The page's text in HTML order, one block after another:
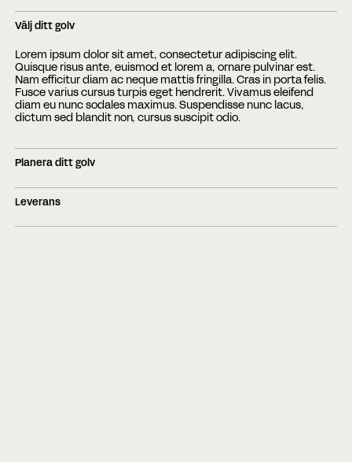
Välj ditt golv
Lorem ipsum dolor sit amet, consectetur adipiscing elit.
Quisque risus ante, euismod et lorem a, ornare pulvinar est.
Nam efficitur diam ac neque mattis fringilla. Cras in porta felis.
Fusce varius cursus turpis eget hendrerit. Vivamus eleifend
diam eu nunc sodales maximus. Suspendisse nunc lacus,
dictum sed blandit non, cursus suscipit odio.
Planera ditt golv
Leverans